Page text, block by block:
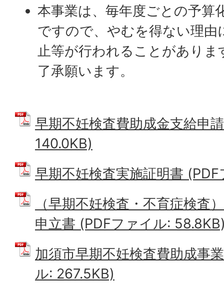
本事業は、毎年度ごとの予算
ですので、やむを得ない理由
止等が行われることがあり
了承願います。
早期不妊検査費助成金支給申
140.0KB)
早期不妊検査実施証明書
（早期不妊検査・不育症検査
申立書 (PDFファイル:
加須市早期不妊検査費助成事
ル: 267.5KB)